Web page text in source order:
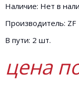
Наличие: Нет в
Производитель: ZF
В пути: 2 шт.
цена